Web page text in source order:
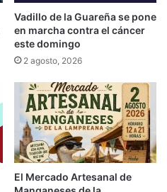
Vadillo de la Guareña se pone
en marcha contra el cáncer
este domingo
2 agosto, 2026
El Mercado Artesanal de